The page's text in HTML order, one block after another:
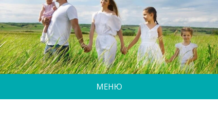
МЕНЮ